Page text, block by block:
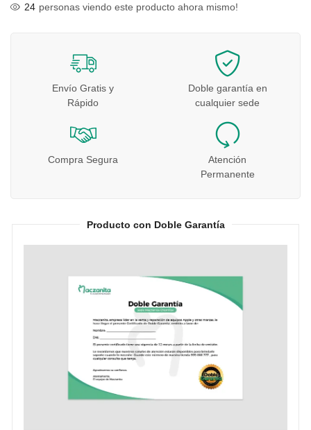
24 personas viendo este producto ahora mismo!
Envío Gratis y
Rápido
Doble garantía en
cualquier sede
Compra Segura
Atención
Permanente
Producto con Doble Garantía